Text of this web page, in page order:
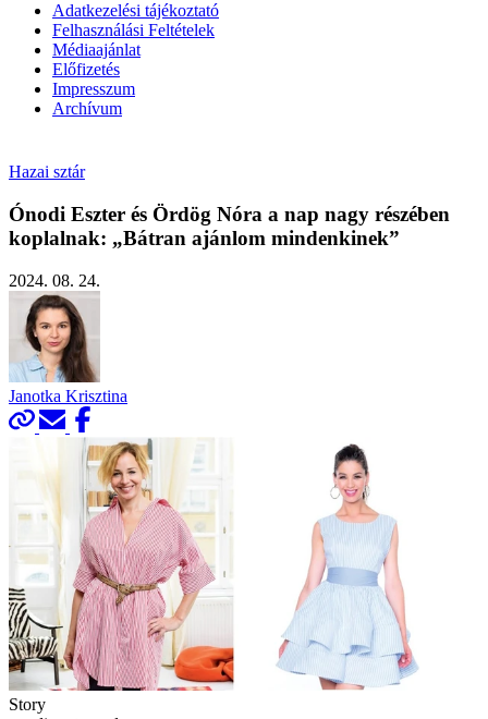
Adatkezelési tájékoztató
Felhasználási Feltételek
Médiaajánlat
Előfizetés
Impresszum
Archívum
Hazai sztár
Ónodi Eszter és Ördög Nóra a nap nagy részében
koplalnak: „Bátran ajánlom mindenkinek”
2024. 08. 24.
Janotka Krisztina
Story